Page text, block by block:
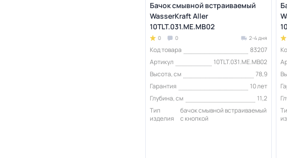
Бачок смывной встраиваемый
WasserKraft Aller
10TLT.031.ME.MB02
0 0 2-4 дня
Код товара
83207
Артикул
10TLT.031.ME.MB02
Высота, см
78,9
Гарантия
10 лет
Глубина, см
11,2
Тип
изделия
бачок смывной встраиваемый
с кнопкой